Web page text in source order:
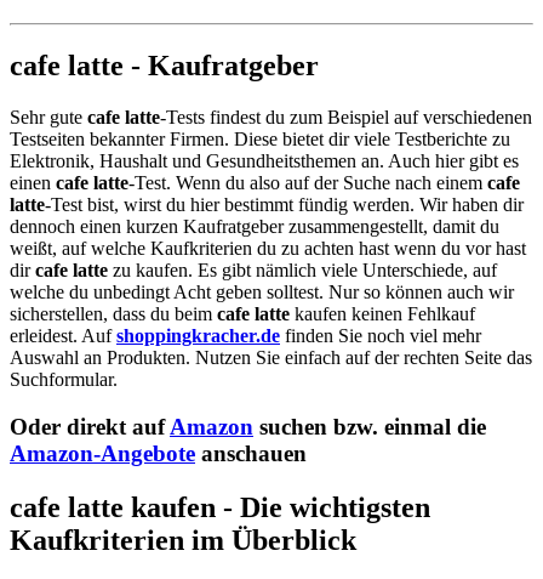
cafe latte - Kaufratgeber
Sehr gute cafe latte-Tests findest du zum Beispiel auf verschiedenen
Testseiten bekannter Firmen. Diese bietet dir viele Testberichte zu
Elektronik, Haushalt und Gesundheitsthemen an. Auch hier gibt es
einen cafe latte-Test. Wenn du also auf der Suche nach einem cafe
latte-Test bist, wirst du hier bestimmt fündig werden. Wir haben dir
dennoch einen kurzen Kaufratgeber zusammengestellt, damit du
weißt, auf welche Kaufkriterien du zu achten hast wenn du vor hast
dircafe latte zu kaufen. Es gibt nämlich viele Unterschiede, auf
welche du unbedingt Acht geben solltest. Nur so können auch wir
sicherstellen, dass du beim cafe latte kaufen keinen Fehlkauf
erleidest. Aufshoppingkracher.de finden Sie noch viel mehr
Auswahl an Produkten. Nutzen Sie einfach auf der rechten Seite das
Suchformular.
Oder direkt aufAmazon suchen bzw. einmal die
Amazon-Angebote anschauen
cafe latte kaufen - Die wichtigsten
Kaufkriterien im Überblick